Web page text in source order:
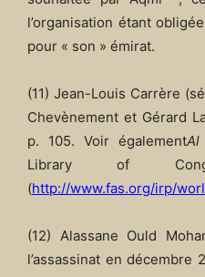
l’organisation étant
pour « son » émirat.
(11) Jean-Louis Carrère
Chevènement et Gérard
p. 105. Voir égalementAl
Library of
(http://www.fas.org/irp/
(12) Alassane Ould
l’assassinat en décembre